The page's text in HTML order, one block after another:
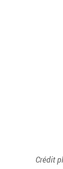
Crédit